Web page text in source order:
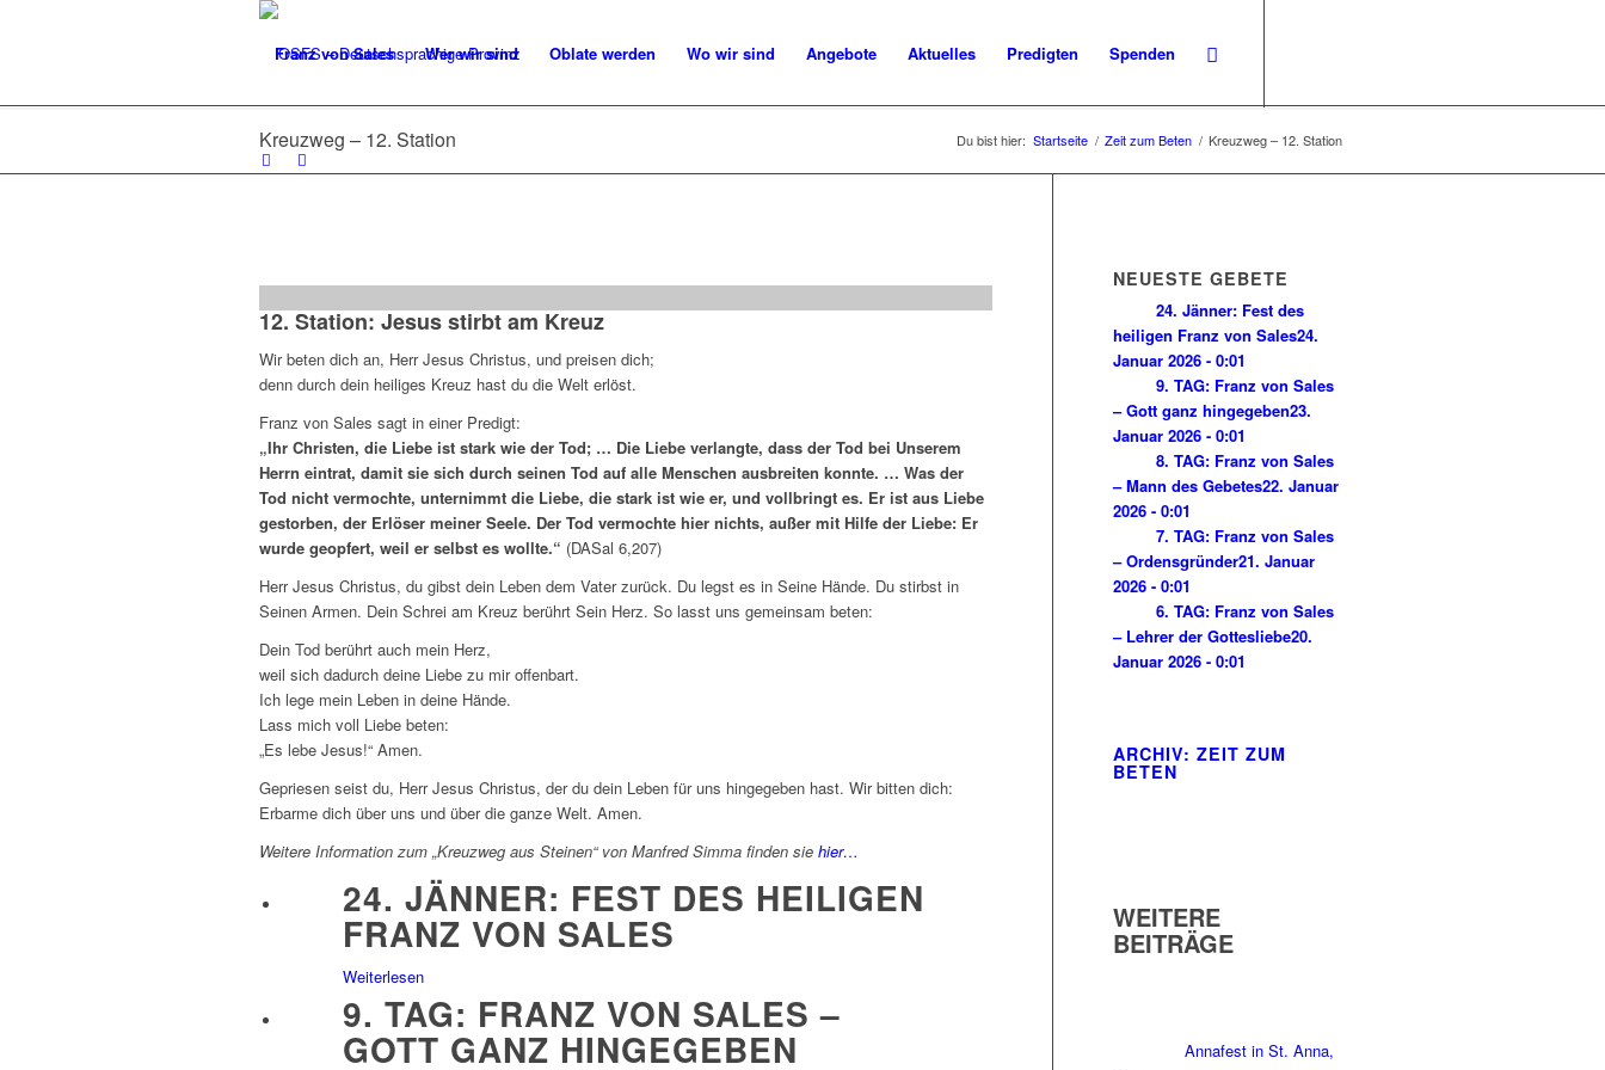
Franz von Sales Wer wir sind Oblate werden Wo wir sind Angebote Aktuelles Predigten Spenden
Kreuzweg – 12. Station Du bist hier: Startseite / Zeit zum Beten / Kreuzweg – 12. Station
12. Station: Jesus stirbt am Kreuz
Wir beten dich an, Herr Jesus Christus, und preisen dich;
denn durch dein heiliges Kreuz hast du die Welt erlöst.
Franz von Sales sagt in einer Predigt:
„Ihr Christen, die Liebe ist stark wie der Tod; … Die Liebe verlangte, dass der Tod bei Unserem
Herrn eintrat, damit sie sich durch seinen Tod auf alle Menschen ausbreiten konnte. … Was der
Tod nicht vermochte, unternimmt die Liebe, die stark ist wie er, und vollbringt es. Er ist aus Liebe
gestorben, der Erlöser meiner Seele. Der Tod vermochte hier nichts, außer mit Hilfe der Liebe: Er
wurde geopfert, weil er selbst es wollte.“ (DASal 6,207)
Herr Jesus Christus, du gibst dein Leben dem Vater zurück. Du legst es in Seine Hände. Du stirbst in
Seinen Armen. Dein Schrei am Kreuz berührt Sein Herz. So lasst uns gemeinsam beten:
Dein Tod berührt auch mein Herz,
weil sich dadurch deine Liebe zu mir offenbart.
Ich lege mein Leben in deine Hände.
Lass mich voll Liebe beten:
„Es lebe Jesus!“ Amen.
Gepriesen seist du, Herr Jesus Christus, der du dein Leben für uns hingegeben hast. Wir bitten dich:
Erbarme dich über uns und über die ganze Welt. Amen.
Weitere Information zum „Kreuzweg aus Steinen“ von Manfred Simma finden sie hier…
24. JÄNNER: FEST DES HEILIGEN
FRANZ VON SALES
Weiterlesen
9. TAG: FRANZ VON SALES –
GOTT GANZ HINGEGEBEN
NEUESTE GEBETE
24. Jänner: Fest des
heiligen Franz von Sales24.
Januar 2026 - 0:01
9. TAG: Franz von Sales
– Gott ganz hingegeben23.
Januar 2026 - 0:01
8. TAG: Franz von Sales
– Mann des Gebetes22. Januar
2026 - 0:01
7. TAG: Franz von Sales
– Ordensgründer21. Januar
2026 - 0:01
6. TAG: Franz von Sales
– Lehrer der Gottesliebe20.
Januar 2026 - 0:01
ARCHIV: ZEIT ZUM
BETEN
WEITERE
BEITRÄGE
Annafest in St. Anna,